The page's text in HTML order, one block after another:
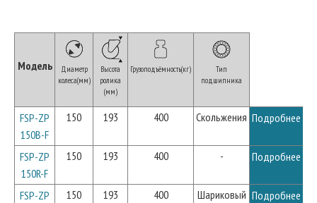
Модель
Диаметр
колеса(мм)
Высота
ролика
(мм)
Грузоподъёмность(кг)
Тип
подшипника
FSP-ZP
150B-F
150 193 400 Скольжения Подробнее
FSP-ZP
150R-F
150 193 400 - Подробнее
FSP-ZP
150 193 400 Шариковый Подробнее